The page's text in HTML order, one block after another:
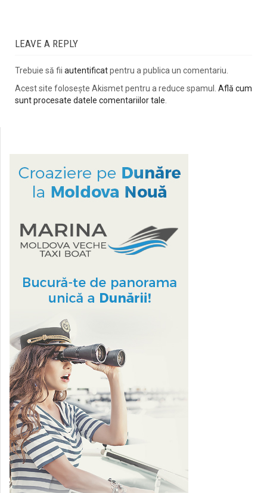
LEAVE A REPLY
Trebuie să fii autentificatpentru a publica un comentariu.
Acest site folosește Akismet pentru a reduce spamul. Află cum
sunt procesate datele comentariilor tale